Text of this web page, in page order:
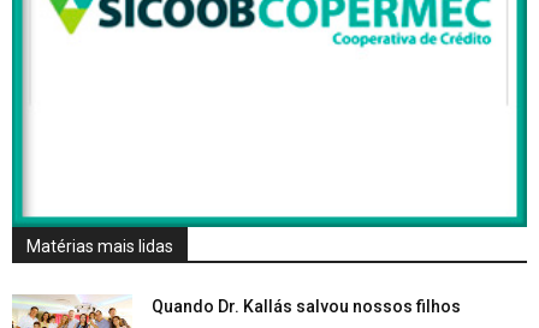
Matérias mais lidas
Quando Dr. Kallás salvou nossos filhos